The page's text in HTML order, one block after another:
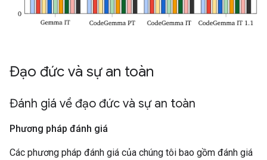
Đạo đức và sự an toàn
Đánh giá về đạo đức và sự an toàn
Phương pháp đánh giá
Các phương pháp đánh giá của chúng tôi bao gồm đánh giá